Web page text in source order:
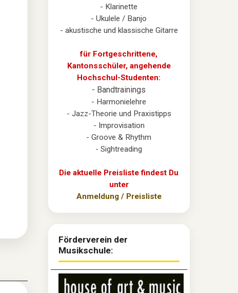
- Klarinette
- Ukulele / Banjo
- akustische und klassische Gitarre
für Fortgeschrittene,
Kantonsschüler, angehende
Hochschul-Studenten:
- Bandtrainings
- Harmonielehre
- Jazz-Theorie und Praxistipps
- Improvisation
- Groove & Rhythm
- Sightreading
Die aktuelle Preisliste findest Du
unter
Anmeldung / Preisliste
Förderverein der
Musikschule: